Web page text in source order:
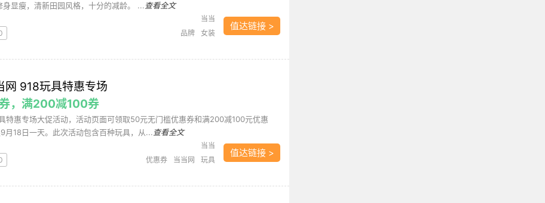
身显瘦，清新田园风格，十分的减龄。 ... 查看全文
当当
品牌 女装
值达链接 >
网 918玩具特惠专场
，满200减100券
特惠专场大促活动，活动页面可领取50元无门槛优惠券和满200减100元优惠
月18日一天。此次活动包含百种玩具，从... 查看全文
当当
优惠券 当当网 玩具
值达链接 >